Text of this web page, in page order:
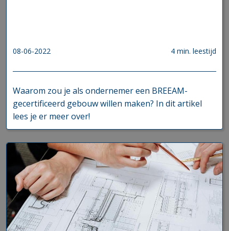
08-06-2022 4 min. leestijd
Waarom zou je als ondernemer een BREEAM-
gecertificeerd gebouw willen maken? In dit artikel
lees je er meer over!